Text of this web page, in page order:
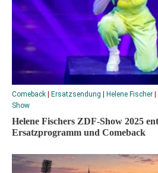
Comeback | Ersatzsendung | Helene Fischer |
Show
Helene Fischers ZDF-Show 2025
Ersatzprogramm und Comeback